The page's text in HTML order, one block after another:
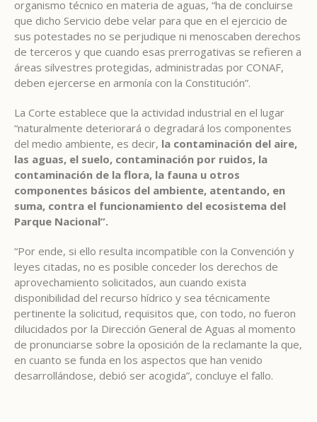
organismo técnico en materia de aguas, “ha de concluirse
que dicho Servicio debe velar para que en el ejercicio de
sus potestades no se perjudique ni menoscaben derechos
de terceros y que cuando esas prerrogativas se refieren a
áreas silvestres protegidas, administradas por CONAF,
deben ejercerse en armonía con la Constitución”.
La Corte establece que la actividad industrial en el lugar
“naturalmente deteriorará o degradará los componentes
del medio ambiente, es decir, la contaminación del aire,
las aguas, el suelo, contaminación por ruidos, la
contaminación de la flora, la fauna u otros
componentes básicos del ambiente, atentando, en
suma, contra el funcionamiento del ecosistema del
Parque Nacional”.
“Por ende, si ello resulta incompatible con la Convención y
leyes citadas, no es posible conceder los derechos de
aprovechamiento solicitados, aun cuando exista
disponibilidad del recurso hídrico y sea técnicamente
pertinente la solicitud, requisitos que, con todo, no fueron
dilucidados por la Dirección General de Aguas al momento
de pronunciarse sobre la oposición de la reclamante la que,
en cuanto se funda en los aspectos que han venido
desarrollándose, debió ser acogida”, concluye el fallo.